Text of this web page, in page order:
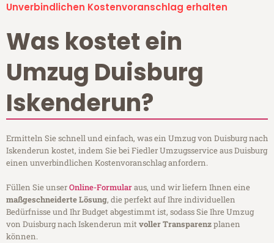
Unverbindlichen Kostenvoranschlag erhalten
Was kostet ein
Umzug Duisburg
Iskenderun?
Ermitteln Sie schnell und einfach, was ein Umzug von Duisburg nach
Iskenderun kostet, indem Sie bei Fiedler Umzugsservice aus Duisburg
einen unverbindlichen Kostenvoranschlag anfordern.
Füllen Sie unserOnline-Formularaus, und wir liefern Ihnen eine
maßgeschneiderte Lösung, die perfekt auf Ihre individuellen
Bedürfnisse und Ihr Budget abgestimmt ist, sodass Sie Ihre Umzug
von Duisburg nach Iskenderun mitvoller Transparenzplanen
können.